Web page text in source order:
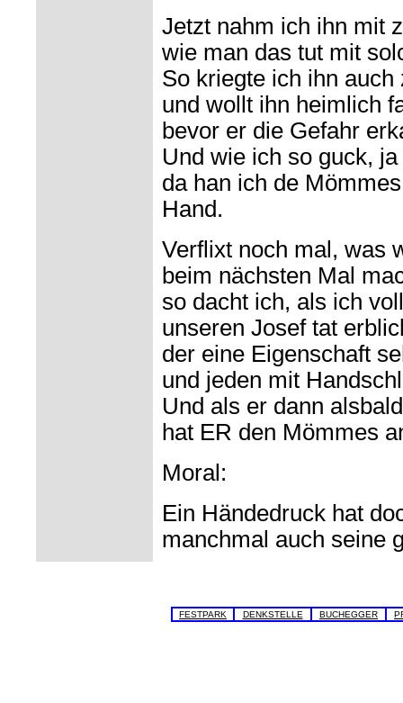
Jetzt nahm ich ihn mit
wie man das tut mit
So kriegte ich ihn auch
und wollt ihn heimlich
bevor er die Gefahr
Und wie ich so guck,
da han ich de
Hand.
Verflixt noch mal, was
beim nächsten Mal
so dacht ich, als ich
unseren Josef tat
der eine Eigenschaft
und jeden mit
Und als er dann
hat ER den Mömmes
Moral:
Ein Händedruck hat
manchmal auch seine
FESTPARK DENKSTELLE BUCHEGGER